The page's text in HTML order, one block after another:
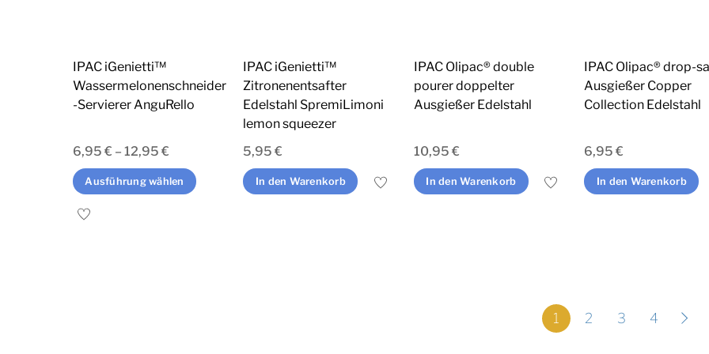
IPAC iGenietti™
Wassermelonenschneider
-Servierer AnguRello
6,95 € – 12,95 €
Ausführung wählen
IPAC iGenietti™
Zitronenentsafter
Edelstahl SpremiLimoni
lemon squeezer
5,95€
In den Warenkorb
IPAC Olipac® double
pourer doppelter
Ausgießer Edelstahl
10,95 €
In den Warenkorb
IPAC Olipac® drop-
Ausgießer Copper
Collection Edelstahl
6,95€
In den Warenkorb
1 2 3 4